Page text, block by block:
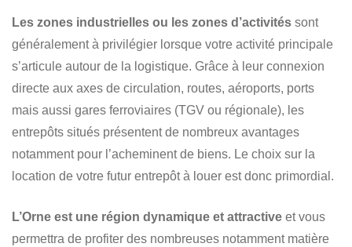
Les zones industrielles ou les zones d’activités sont
généralement à privilégier lorsque votre activité principale
s’articule autour de la logistique. Grâce à leur connexion
directe aux axes de circulation, routes, aéroports, ports
mais aussi gares ferroviaires (TGV ou régionale), les
entrepôts situés présentent de nombreux avantages
notamment pour l’acheminent de biens. Le choix sur la
location de votre futur entrepôt à louer est donc primordial.
L’Orne est une région dynamique et attractive et vous
permettra de profiter des nombreuses notamment matière